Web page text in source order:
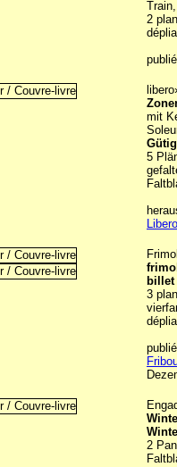
2
mit
5
Libero
3
2